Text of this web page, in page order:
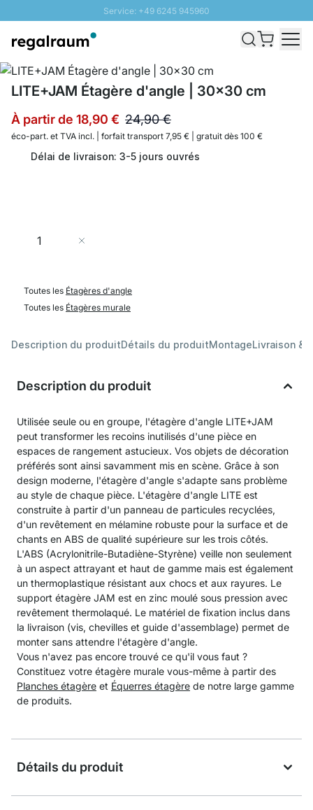
Service: +49 6245 945960
Livraison rapide - Livraison gratuite dès 100€
PROMO SOLEIL: Jusqu'à 20% de remise
LITE+JAM Étagère d'angle | 30x30 cm
À partir de 18,90 € 24,90 €
éco-part. et TVA incl. | forfait transport 7,95 € | gratuit dès 100 €
Délai de livraison: 3-5 jours ouvrés
Quantité
Toutes les Étagères d'angle
Toutes les Étagères murale
Description du produitDétails du produitMontageLivraison &
Description du produit
Utilisée seule ou en groupe, l'étagère d'angle LITE+JAM
peut transformer les recoins inutilisés d'une pièce en
espaces de rangement astucieux. Vos objets de décoration
préférés sont ainsi savamment mis en scène. Grâce à son
design moderne, l'étagère d'angle s'adapte sans problème
au style de chaque pièce. L'étagère d'angle LITE est
construite à partir d'un panneau de particules recyclées,
d'un revêtement en mélamine robuste pour la surface et de
chants en ABS de qualité supérieure sur les trois côtés.
L'ABS (Acrylonitrile-Butadiène-Styrène) veille non seulement
à un aspect attrayant et haut de gamme mais est également
un thermoplastique résistant aux chocs et aux rayures. Le
support étagère JAM est en zinc moulé sous pression avec
revêtement thermolaqué. Le matériel de fixation inclus dans
la livraison (vis, chevilles et guide d'assemblage) permet de
monter sans attendre l'étagère d'angle.
Vous n'avez pas encore trouvé ce qu'il vous faut ?
Constituez votre étagère murale vous-même à partir des
Planches étagère et Équerres étagère de notre large gamme
de produits.
Détails du produit